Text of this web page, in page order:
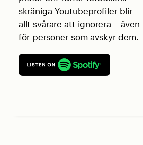
skräniga Youtubeprofiler blir
allt svårare att ignorera – även
för personer som avskyr dem.